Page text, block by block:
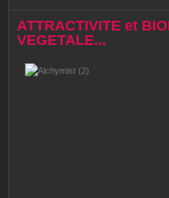
ATTRACTIVITE et
VEGETALE...